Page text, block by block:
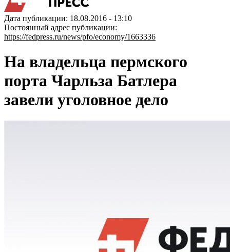
Дата публикации: 18.08.2016 - 13:10
Постоянный адрес публикации:
https://fedpress.ru/news/pfo/economy/1663336
На владельца пермского
порта Чарльза Батлера
завели уголовное дело